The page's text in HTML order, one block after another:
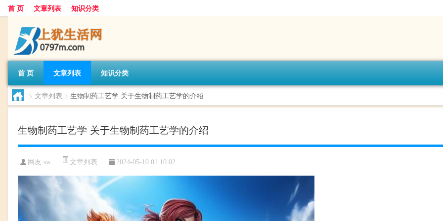
首 页 文章列表 知识分类
首 页 文章列表 知识分类
> 文章列表 > 生物制药工艺学 关于生物制药工艺学的介绍
生物制药工艺学 关于生物制药工艺学的介绍
网友:sw 文章列表 2024-05-10 01:10:02